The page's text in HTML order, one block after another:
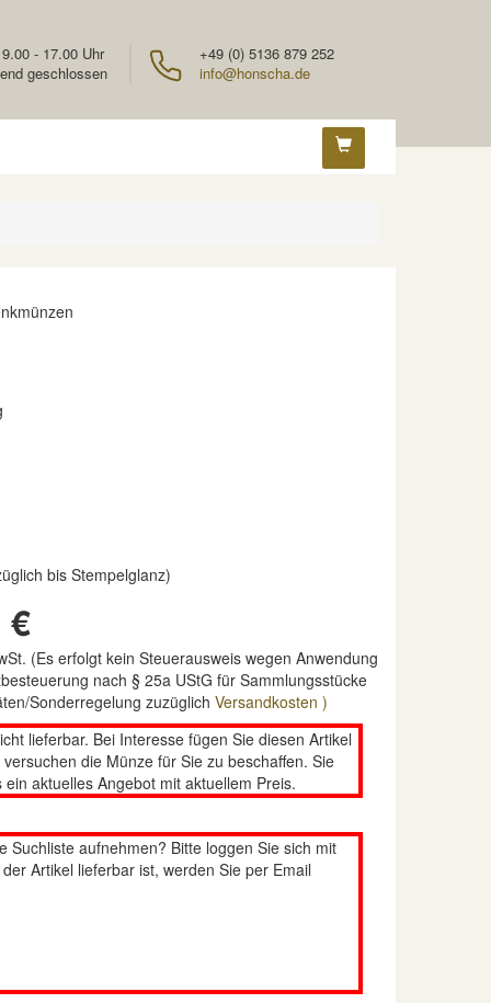
+49 (0) 5136 879 252
info@honscha.de
- 17.00 Uhr
geschlossen
bis Stempelglanz)
€
(Es erfolgt kein Steuerausweis wegen Anwendung
nach § 25a UStG für Sammlungsstücke
Sonderregelung zuzüglich Versandkosten )
lieferbar. Bei Interesse fügen Sie diesen Artikel
die Münze für Sie zu beschaffen. Sie
aktuelles Angebot mit aktuellem Preis.
Suchliste aufnehmen? Bitte loggen Sie sich mit
Artikel lieferbar ist, werden Sie per Email